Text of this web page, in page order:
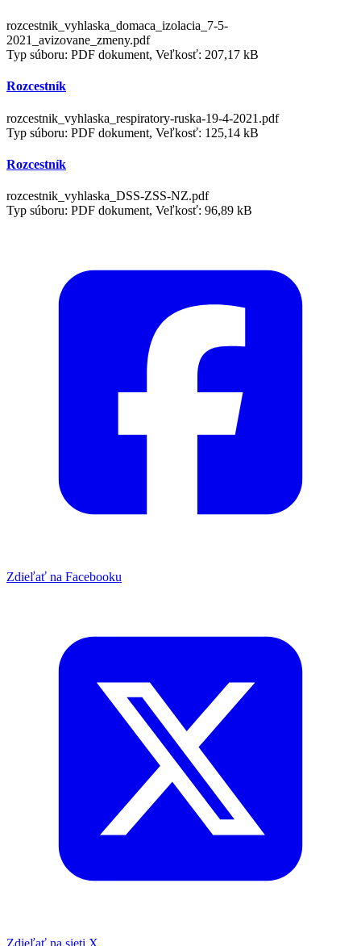
rozcestnik_vyhlaska_domaca_izolacia_7-5-
2021_avizovane_zmeny.pdf
Typ súboru: PDF dokument, Veľkosť: 207,17 kB
Rozcestník
rozcestnik_vyhlaska_respiratory-ruska-19-4-2021.pdf
Typ súboru: PDF dokument, Veľkosť: 125,14 kB
Rozcestník
rozcestnik_vyhlaska_DSS-ZSS-NZ.pdf
Typ súboru: PDF dokument, Veľkosť: 96,89 kB
Zdieľať na Facebooku
Zdieľať na sieti X